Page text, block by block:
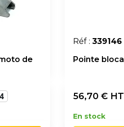
de
Réf : 339146
Pointe
56,70 €
En stock